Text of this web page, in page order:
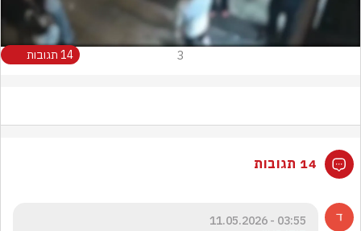
3 14 תגובות
14 תגובות
03:55 - 11.05.2026